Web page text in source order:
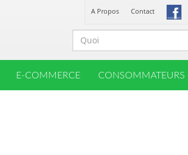
A Propos Contact
E-COMMERCE CONSOMMATEURS